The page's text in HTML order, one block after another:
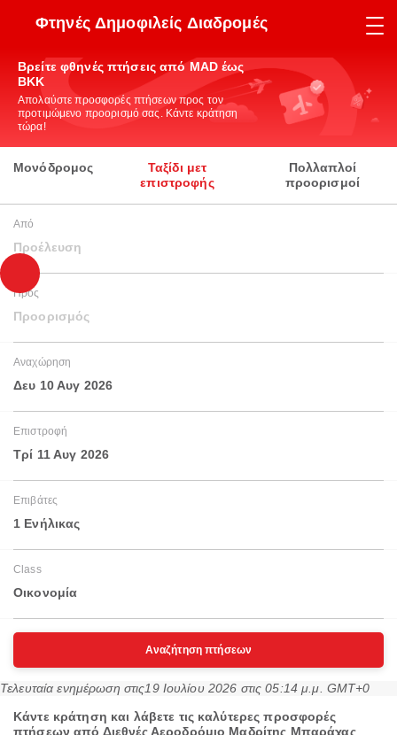
Φτηνές Δημοφιλείς Διαδρομές
Βρείτε φθηνές πτήσεις από MAD έως
BKK
Απολαύστε προσφορές πτήσεων προς τον
προτιμώμενο προορισμό σας. Κάντε κράτηση
τώρα!
Μονόδρομος
Ταξίδι μετ
επιστροφής
Πολλαπλοί
προορισμοί
Από
Προέλευση
Προς
Προορισμός
Αναχώρηση
Δευ 10 Αυγ 2026
Επιστροφή
Τρί 11 Αυγ 2026
Επιβάτες
1 Ενήλικας
Class
Οικονομία
Αναζήτηση πτήσεων
Τελευταία ενημέρωση στις19 Ιουλίου 2026 στις 05:14 μ.μ. GMT+0
Κάντε κράτηση και λάβετε τις καλύτερες προσφορές
πτήσεων από Διεθνές Αεροδρόμιο Μαδρίτης Μπαράχας